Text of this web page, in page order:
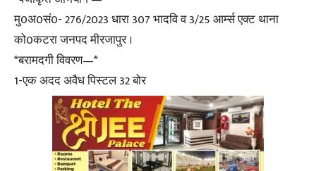
मु0अ0सं0- 276/2023 धारा 307 भादवि व 3/25 आर्म्स एक्ट थाना
को0कटरा जनपद मीरजापुर ।
*बरामदगी विवरण—*
1-एक अदद अवैध पिस्टल 32 बोर